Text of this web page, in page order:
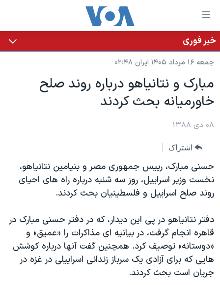
لینکهای
قابل
دسترسی
جهش
محتوای
اصلی
جهش
به
اصلی
جهش
به
جستجو
خانه
نسخه سبک وب‌سایت
موضوع ها
ایران
آمریکا
گزیده‌ها
ویژه برنامه‌ها
فرهنگ و زندگی
حقوق شهروندی
اقتصادی
برنامه های تلویزیونی
جدول برنامه ها
صفحه‌های ویژه
عملیات خشم حماسی
۲۵۰سالگی آمریکا
مستندها
انتخابات ریاست جمهوری آمریکا ۲۰۲۴
حمله جمهوری اسلامی به اسرائیل
پخش رادیویی
یادگیری زبان انگلیسی
دنبال کنید
خبر فوری
جمعه ۱۶ مرداد ۱۴۰۵ ایران ۰۲:۴۸
مبارک و نتانیاهو درباره روند صلح
خاورمیانه بحث کردند
۰۸ دی ۱۳۸۸
اشتراک
حسنی مبارک، رییس جمهوری مصر و بنیامین نتانیاهو،
نخست وزیر اسراییل، روز سه شنبه درباره راه های احیای
روند صلح اسراییل و فلسطینیان بحث کردند.
دفتر نتانیاهو در پی این دیدار، که در دفتر حسنی مبارک در
قاهره انجام گرفت، در بیانیه ای مذاکرات را «عمیق» و
«دوستانه» توصیف کرد. همچنین گفت آنها درباره کوشش
هایی که برای آزادی یک سرباز زندانی اسراییلی در غزه در
جریان است بحث کردند.